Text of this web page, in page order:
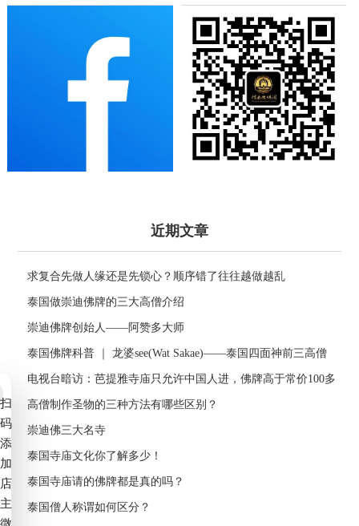
近期文章
求复合先做人缘还是先锁心？顺序错了往往越做越乱
泰国做崇迪佛牌的三大高僧介绍
崇迪佛牌创始人——阿赞多大师
泰国佛牌科普 ｜ 龙婆see(Wat Sakae)——泰国四面神前三高僧
电视台暗访：芭提雅寺庙只允许中国人进，佛牌高于常价100多
倍！
高僧制作圣物的三种方法有哪些区别？
崇迪佛三大名寺
泰国寺庙文化你了解多少！
泰国寺庙请的佛牌都是真的吗？
泰国僧人称谓如何区分？
扫
码
添
加
店
主
微